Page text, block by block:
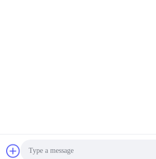
সেরা দাম পানYimi (Guangzhou) Automotive Parts